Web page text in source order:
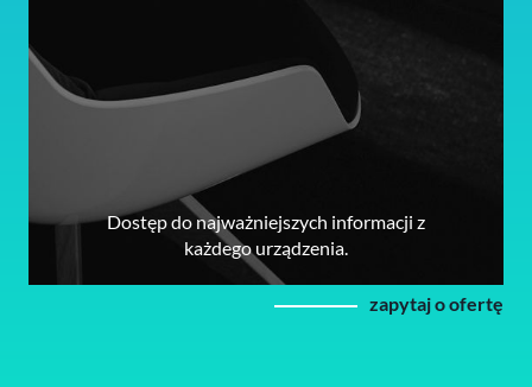
Dostęp do najważniejszych informacji z
każdego urządzenia.
zapytaj o ofertę